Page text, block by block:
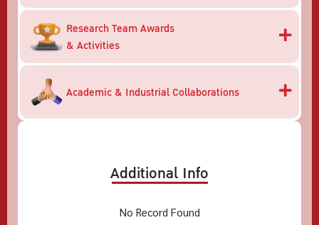
Research Team Awards
& Activities
Academic & Industrial Collaborations
Additional Info
No Record Found